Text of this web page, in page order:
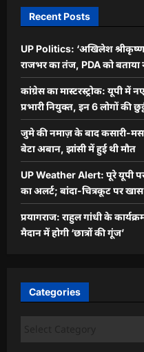
Recent Posts
UP Politics: ‘अखिलेश
राजभर का तंज, PDA को बताया
कांग्रेस का मास्टरस्ट्रोक: यूपी
प्रभारी नियुक्त, इन 6 लोगों की
जुमे की नमाज़ के बाद कसारी-
बेटा अबान, झांसी में हुई थी मौत
UP Weather Alert: पूरे यूपी
का अलर्ट; बांदा-चित्रकूट पर
प्रयागराज: राहुल गांधी के
मैदान में होगी ‘छात्रों की गूंज’
Categories